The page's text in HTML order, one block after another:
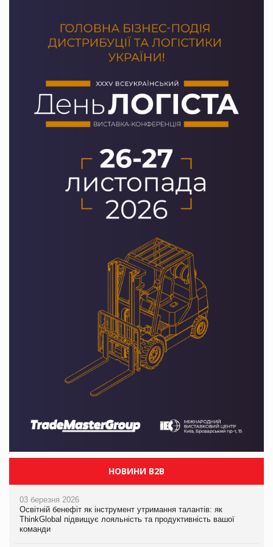
НОВИНИ B2B
03 березня 2026
Освітній бенефіт як інструмент утримання талантів: як
ThinkGlobal підвищує лояльність та продуктивність вашої
команди